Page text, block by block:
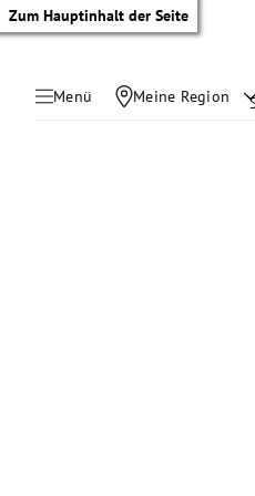
Zum Hauptinhalt der Seite
Menü Meine Region